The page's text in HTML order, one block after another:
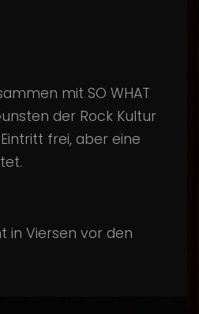
mit SO WHAT
der Rock Kultur
frei, aber eine
in Viersen vor den